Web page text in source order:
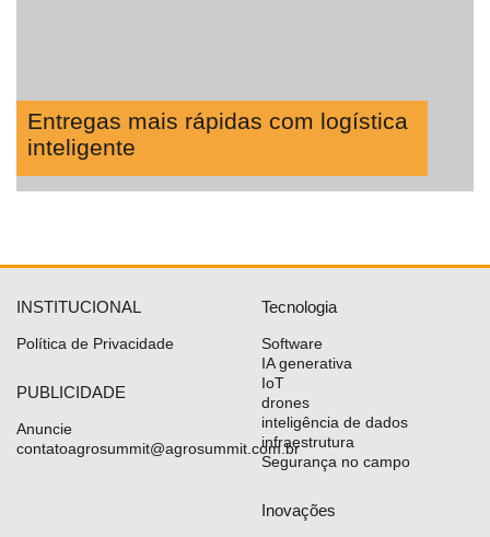
Entregas mais rápidas com logística
inteligente
INSTITUCIONAL
Política de Privacidade
PUBLICIDADE
Anuncie
contatoagrosummit@agrosummit.com.br
Tecnologia
Software
IA generativa
IoT
drones
inteligência de dados
infraestrutura
Segurança no campo
Inovações